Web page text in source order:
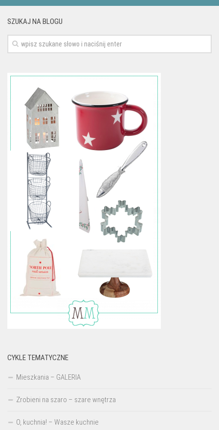
SZUKAJ NA BLOGU
CYKLE TEMATYCZNE
Mieszkania – GALERIA
Zrobieni na szaro – szare wnętrza
O, kuchnia! – Wasze kuchnie